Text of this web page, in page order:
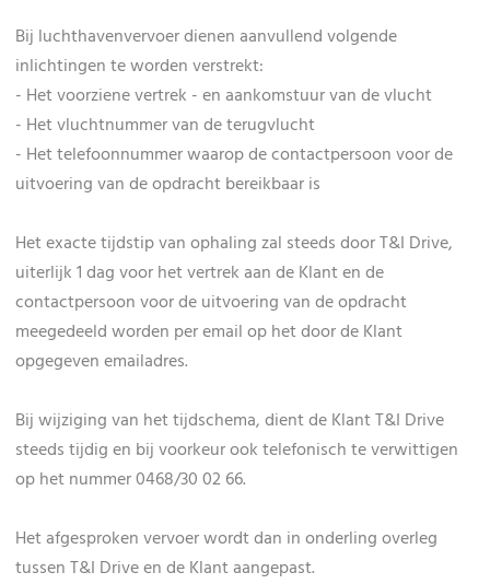
Bij luchthavenvervoer dienen aanvullend volgende
inlichtingen te worden verstrekt:
- Het voorziene vertrek - en aankomstuur van de vlucht
- Het vluchtnummer van de terugvlucht
- Het telefoonnummer waarop de contactpersoon voor de
uitvoering van de opdracht bereikbaar is
Het exacte tijdstip van ophaling zal steeds door T&I Drive,
uiterlijk 1 dag voor het vertrek aan de Klant en de
contactpersoon voor de uitvoering van de opdracht
meegedeeld worden per email op het door de Klant
opgegeven emailadres.
Bij wijziging van het tijdschema, dient de Klant T&I Drive
steeds tijdig en bij voorkeur ook telefonisch te verwittigen
op het nummer 0468/30 02 66.
Het afgesproken vervoer wordt dan in onderling overleg
tussen T&I Drive en de Klant aangepast.